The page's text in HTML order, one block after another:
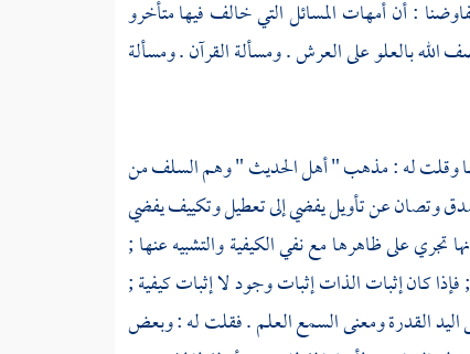
: أن أمهات المسائل التي خالف فيها متأخرو
الله بالعلو على العرش . ومسألة القرآن . ومسألة
وقلت له : مذهب "أهل الحديث" وهمالسلفمن
وتصان عن تأويل يفضي إلى تعطيل وتكييف يفضي
تجري على ظاهرها مع نفي الكيفية والتشبيه عنها ;
كان إثبات الذات إثبات وجود لا إثبات كيفية ;
اليد القدرة ومعنى السمع العلم . فقلت له : وبعض